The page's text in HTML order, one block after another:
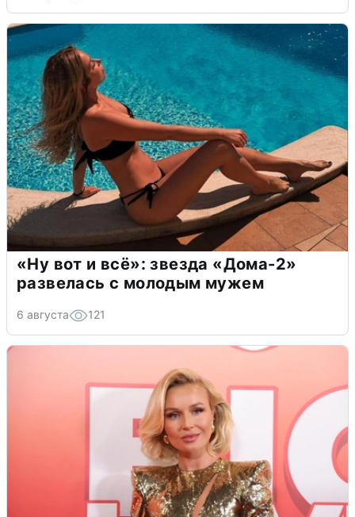
«Ну вот и всё»: звезда «Дома-2»
развелась с молодым мужем
6 августа 121